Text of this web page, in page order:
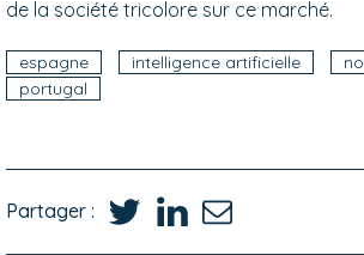
de la société tricolore sur ce marché.
espagne intelligence artificielle
portugal
Partager :